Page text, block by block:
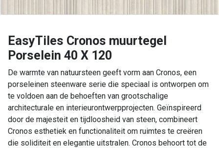
EasyTiles Cronos muurtegel
Porselein 40 X 120
De warmte van natuursteen geeft vorm aan Cronos, een
porseleinen steenware serie die speciaal is ontworpen om
te voldoen aan de behoeften van grootschalige
architecturale en interieurontwerpprojecten. Geïnspireerd
door de majesteit en tijdloosheid van steen, combineert
Cronos esthetiek en functionaliteit om ruimtes te creëren
die soliditeit en elegantie uitstralen. Cronos behoort tot de